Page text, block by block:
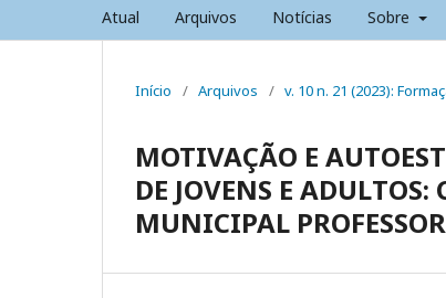
Atual Arquivos Notícias Sobre
Início / Arquivos / v. 10 n. 21 (2023):
MOTIVAÇÃO E
DE JOVENS E
MUNICIPAL